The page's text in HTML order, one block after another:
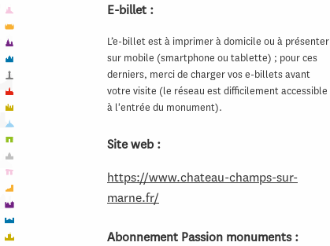
E-billet :
L’e-billet est à imprimer à domicile ou à présenter
sur mobile (smartphone ou tablette) ; pour ces
derniers, merci de charger vos e-billets avant
votre visite (le réseau est difficilement accessible
à l'entrée du monument).
Site web :
https://www.chateau-champs-sur-
marne.fr/
Abonnement Passion monuments :